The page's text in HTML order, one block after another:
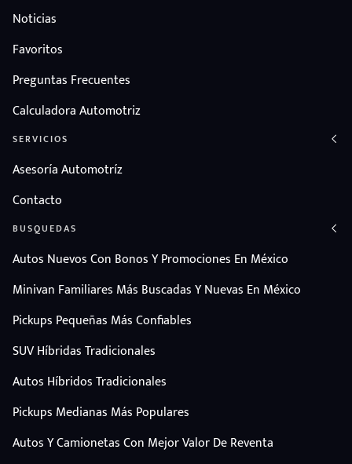
Noticias
Favoritos
Preguntas Frecuentes
Calculadora Automotriz
SERVICIOS
Asesoría Automotríz
Contacto
BUSQUEDAS
Autos Nuevos Con Bonos Y Promociones En México
Minivan Familiares Más Buscadas Y Nuevas En México
Pickups Pequeñas Más Confiables
SUV Híbridas Tradicionales
Autos Híbridos Tradicionales
Pickups Medianas Más Populares
Autos Y Camionetas Con Mejor Valor De Reventa